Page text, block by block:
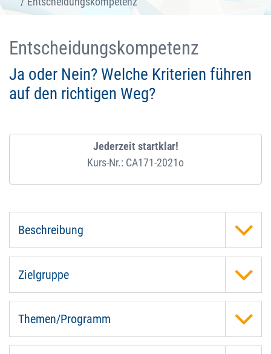
Entscheidungskompetenz
Ja oder Nein? Welche Kriterien führen
auf den richtigen Weg?
Jederzeit startklar!
Kurs-Nr.: CA171-2021o
Beschreibung
Zielgruppe
Themen/Programm